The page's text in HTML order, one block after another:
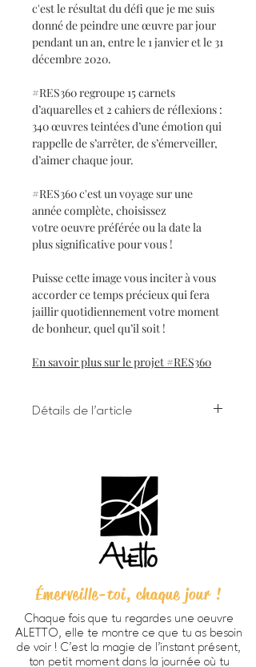
c'est le résultat du défi que je me suis
donné de peindre une œuvre par jour
pendant un an, entre le 1 janvier et le 31
décembre 2020.
#RES360 regroupe 15 carnets
d’aquarelles et 2 cahiers de réflexions :
340 œuvres teintées d’une émotion qui
rappelle de s’arrêter, de s’émerveiller,
d’aimer chaque jour.
#RES360 c'est un voyage sur une
année complète, choisissez
votre oeuvre préférée ou la date la
plus significative pour vous !
Puisse cette image vous inciter à vous
accorder ce temps précieux qui fera
jaillir quotidiennement votre moment
de bonheur, quel qu’il soit !
En savoir plus sur le projet #RES360
Détails de l'article
Dimensions 8 X 10 pouces (203 X
254 cm) incluant bordure
Chaque oeuvre est signée à la main
Papier beaux-arts Verona 250
HD, fini mat lisse, sans acide, 100%
Prête à encadrer -cadre non
inclus
Emballage personnalisé ALETTO
parfait pour offrir en cadeau
Imprimée à Trois-Rivières
Émerveille-toi, chaque jour !
Chaque fois que tu regardes une oeuvre
ALETTO, elle te montre ce que tu as besoin
de voir ! C’est la magie de l’instant présent,
ton petit moment dans la journée où tu